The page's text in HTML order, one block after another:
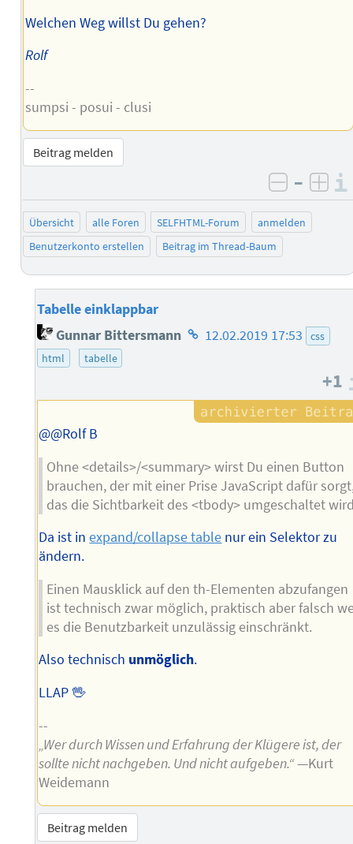
Welchen Weg willst Du gehen?
Rolf
--
sumpsi - posui - clusi
Beitrag melden
negativ
–
Übersicht alle Foren SELFHTML-Forum
anmelden
Benutzerkonto erstellen
Beitrag im Thread-Baum
Tabelle einklappbar
Gunnar Bittersmann Homepage
12.02.2019 17:53
css
html
tabelle
+1
@@Rolf B
Ohne <details>/<summary> wirst Du einen Button
brauchen, der mit einer Prise JavaScript dafür
das die Sichtbarkeit des <tbody> umgeschaltet
Da ist inexpand/collapse table nur ein Selektor zu
ändern.
Einen Mausklick auf den th-Elementen abzufangen
ist technisch zwar möglich, praktisch aber falsch
es die Benutzbarkeit unzulässig einschränkt.
Also technisch unmöglich.
LLAP 🖖
--
„Wer durch Wissen und Erfahrung der Klügere ist, der
sollte nicht nachgeben. Und nicht aufgeben.“—Kurt
Weidemann
Beitrag melden